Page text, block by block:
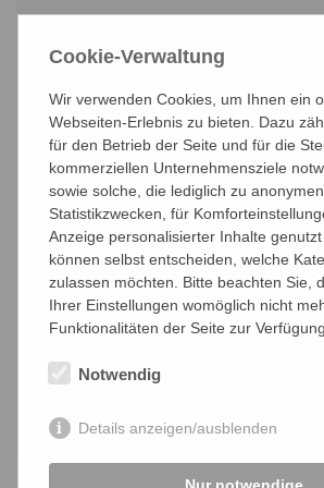
Bitte senden Sie uns Ihren
und Ihre Zeugnisse damit wir
Max. 10 MB. Erlaubt sind
Max. 10 MB. Erlaubt sind
Max. 10 MB. Erlaubt sind
Cookie-Verwaltung
Wir verwenden Cookies, um Ihnen ein
Webseiten-Erlebnis zu bieten. Dazu
für den Betrieb der Seite und für die
kommerziellen Unternehmensziele
sowie solche, die lediglich zu anonymen
Statistikzwecken, für
Anzeige personalisierter Inhalte
können selbst entscheiden, welche
zulassen möchten. Bitte beachten Sie,
Ihrer Einstellungen womöglich nicht
Funktionalitäten der Seite zur
Notwendig
Details anzeigen/ausblenden